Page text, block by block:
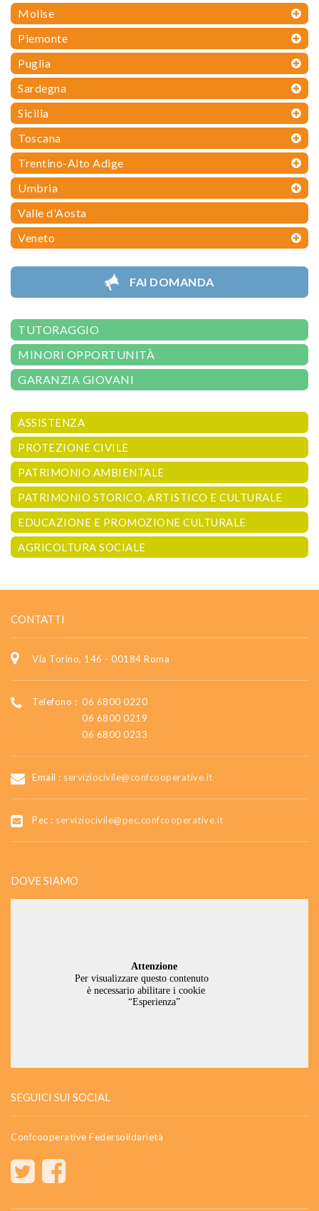
Molise
Piemonte
Puglia
Sardegna
Sicilia
Toscana
Trentino-Alto Adige
Umbria
Valle d'Aosta
Veneto
FAI DOMANDA
TUTORAGGIO
MINORI OPPORTUNITÀ
GARANZIA GIOVANI
ASSISTENZA
PROTEZIONE CIVILE
PATRIMONIO AMBIENTALE
PATRIMONIO STORICO, ARTISTICO E CULTURALE
EDUCAZIONE E PROMOZIONE CULTURALE
AGRICOLTURA SOCIALE
CONTATTI
Via Torino, 146 - 00184 Roma
Telefono : 06 6800 0220
06 6800 0219
06 6800 0233
Email : serviziocivile@confcooperative.it
Pec : serviziocivile@pec.confcooperative.it
DOVE SIAMO
SEGUICI SUI SOCIAL
Confcooperative Federsolidarietà